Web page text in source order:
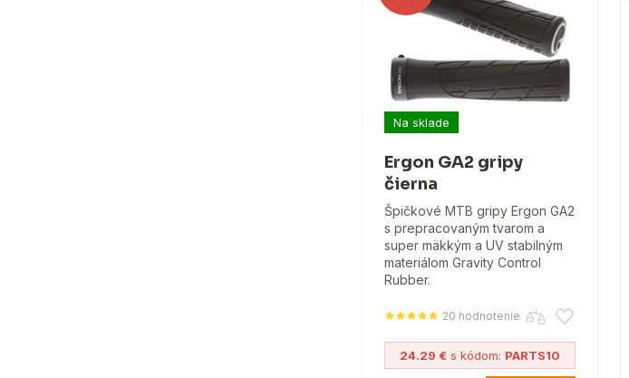
Na sklade
Ergon GA2 gripy
čierna
Špičkové MTB gripy Ergon GA2
s prepracovaným tvarom a
super mäkkým a UV stabilným
materiálom Gravity Control
Rubber.
20 hodnotenie
24.29 €s kódom: PARTS10